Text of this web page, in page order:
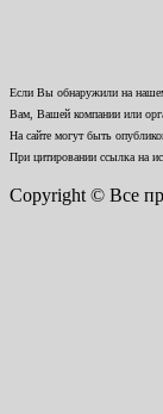
Если Вы обнаружили на
Вам, Вашей компании или
На сайте могут быть
При цитировании ссылка на
Copyright © Все